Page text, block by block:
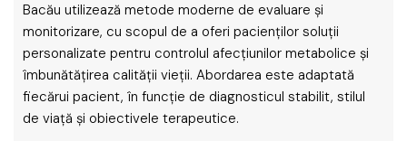
Bacău utilizează metode moderne de evaluare și
monitorizare, cu scopul de a oferi pacienților soluții
personalizate pentru controlul afecțiunilor metabolice și
îmbunătățirea calității vieții. Abordarea este adaptată
fiecărui pacient, în funcție de diagnosticul stabilit, stilul
de viață și obiectivele terapeutice.